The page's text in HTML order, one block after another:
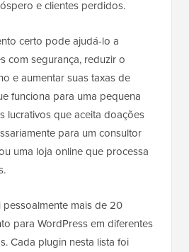
e clientes perdidos.
certo pode ajudá-lo a
com segurança, reduzir o
e aumentar suas taxas de
funciona para uma pequena
lucrativos que aceita doações
para um consultor
uma loja online que processa
mais de 20
para WordPress em diferentes
Cada plugin nesta lista foi